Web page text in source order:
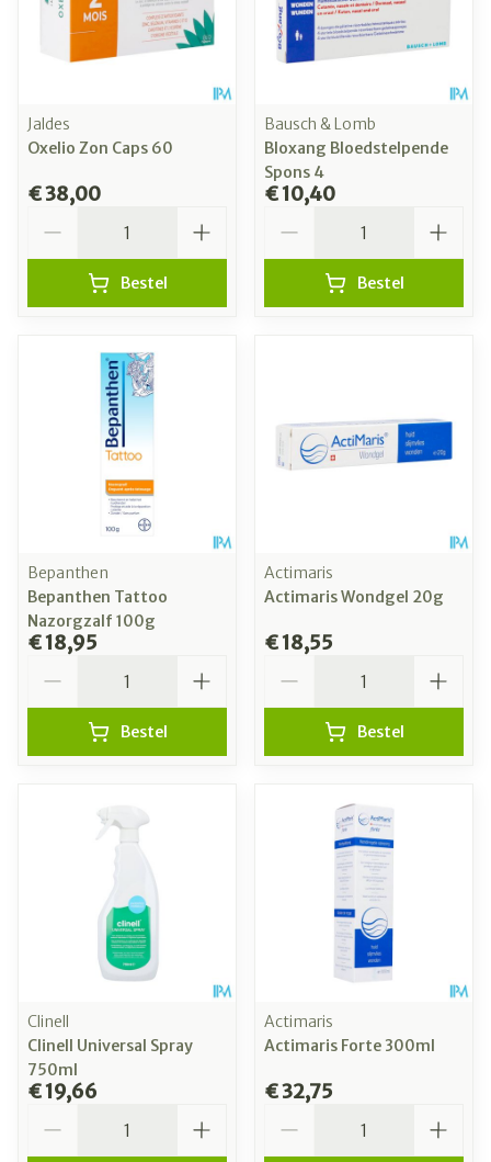
Jaldes
Oxelio Zon Caps 60
€ 38,00
Bestel
Bausch & Lomb
Bloxang Bloedstelpende
Spons 4
€ 10,40
Bestel
Bepanthen
Bepanthen Tattoo
Nazorgzalf 100g
€ 18,95
Bestel
Actimaris
Actimaris Wondgel 20g
€ 18,55
Bestel
Clinell
Clinell Universal Spray
750ml
€ 19,66
Actimaris
Actimaris Forte 300ml
€ 32,75